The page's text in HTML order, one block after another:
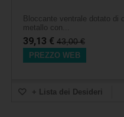
Bloccante ventrale dotato di
metallo con...
39,13 € 43,00 €
PREZZO WEB
+ Lista dei Desideri